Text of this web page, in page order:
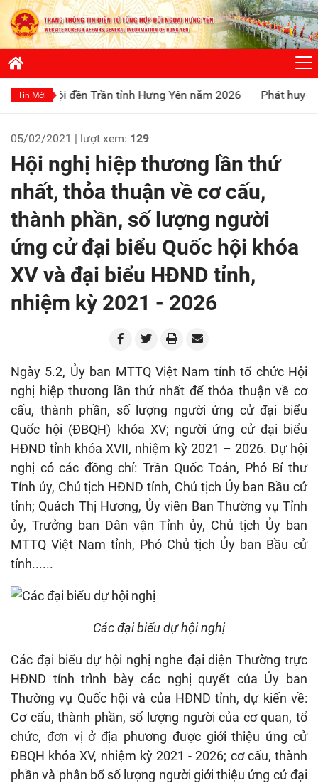
Tin Mới
Trần tỉnh Hưng Yên năm 2026 Phát huy truyền thống
05/02/2021 | lượt xem: 129
Hội nghị hiệp thương lần thứ
nhất, thỏa thuận về cơ cấu,
thành phần, số lượng người
ứng cử đại biểu Quốc hội khóa
XV và đại biểu HĐND tỉnh,
nhiệm kỳ 2021 - 2026
Ngày 5.2, Ủy ban MTTQ Việt Nam tỉnh tổ chức Hội
nghị hiệp thương lần thứ nhất để thỏa thuận về cơ
cấu, thành phần, số lượng người ứng cử đại biểu
Quốc hội (ĐBQH) khóa XV; người ứng cử đại biểu
HĐND tỉnh khóa XVII, nhiệm kỳ 2021 – 2026. Dự hội
nghị có các đồng chí: Trần Quốc Toản, Phó Bí thư
Tỉnh ủy, Chủ tịch HĐND tỉnh, Chủ tịch Ủy ban Bầu cử
tỉnh; Quách Thị Hương, Ủy viên Ban Thường vụ Tỉnh
ủy, Trưởng ban Dân vận Tỉnh ủy, Chủ tịch Ủy ban
MTTQ Việt Nam tỉnh, Phó Chủ tịch Ủy ban Bầu cử
tỉnh......
Các đại biểu dự hội nghị
Các đại biểu dự hội nghị nghe đại diện Thường trực
HĐND tỉnh trình bày các nghị quyết của Ủy ban
Thường vụ Quốc hội và của HĐND tỉnh, dự kiến về:
Cơ cấu, thành phần, số lượng người của cơ quan, tổ
chức, đơn vị ở địa phương được giới thiệu ứng cử
ĐBQH khóa XV, nhiệm kỳ 2021 - 2026; cơ cấu, thành
phần và phân bổ số lượng người giới thiệu ứng cử đại